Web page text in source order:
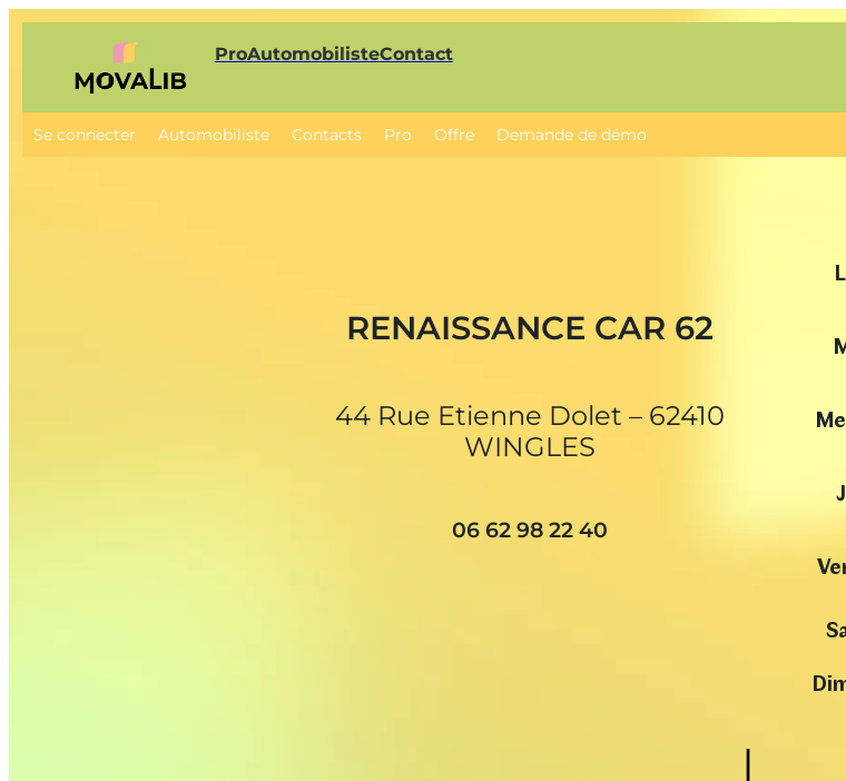
ProAutomobilisteContact
Se connecter Automobiliste Contacts Pro Offre Demande de démo
RENAISSANCE CAR 62
44 Rue Etienne Dolet – 62410
WINGLES
06 62 98 22 40